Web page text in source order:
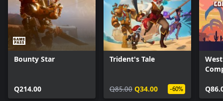
Bounty Star
Q214.00
Trident's Tale
Q85.00 Q34.00 -60%